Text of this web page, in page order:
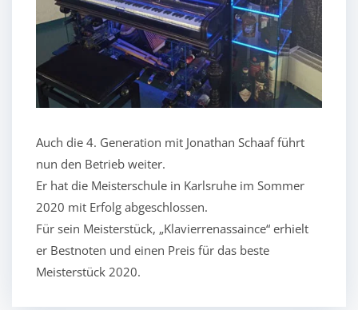
Auch die 4. Generation mit Jonathan Schaaf führt
nun den Betrieb weiter.
Er hat die Meisterschule in Karlsruhe im Sommer
2020 mit Erfolg abgeschlossen.
Für sein Meisterstück, „Klavierrenassaince“ erhielt
er Bestnoten und einen Preis für das beste
Meisterstück 2020.